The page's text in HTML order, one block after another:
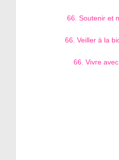
66. Soutenir et
66. Veiller à la
66. Vivre